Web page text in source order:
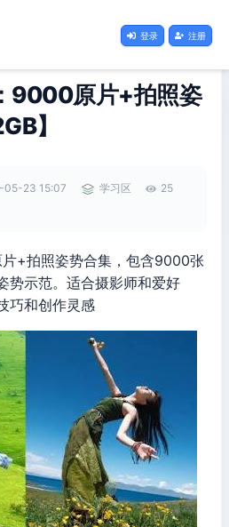
登录 注册
9000原片+拍照姿
】
05-23 15:07 学习区
25
+拍照姿势合集，包含9000张
势示范。适合摄影师和爱好
巧和创作灵感